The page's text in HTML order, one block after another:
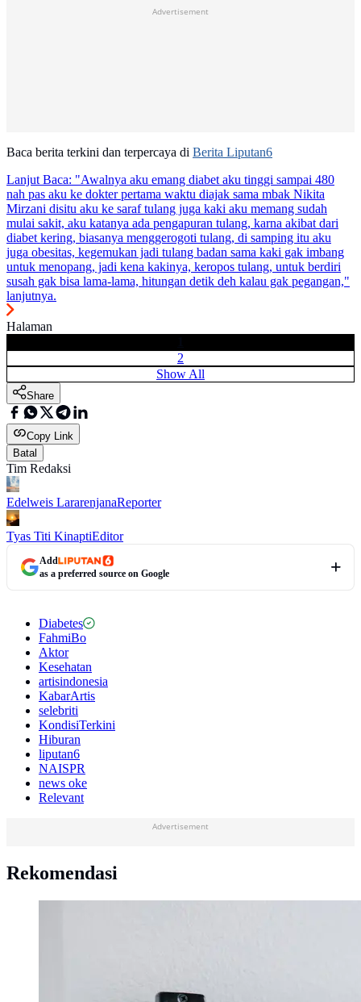
Advertisement
Baca berita terkini dan terpercaya di Berita Liputan6
Lanjut Baca: "Awalnya aku emang diabet aku tinggi sampai 480
nah pas aku ke dokter pertama waktu diajak sama mbak Nikita
Mirzani disitu aku ke saraf tulang juga kaki aku memang sudah
mulai sakit, aku katanya ada pengapuran tulang, karna akibat dari
diabet kering, biasanya menggerogoti tulang, di samping itu aku
juga obesitas, kegemukan jadi tulang badan sama kaki gak imbang
untuk menopang, jadi kena kakinya, keropos tulang, untuk berdiri
susah gak bisa lama-lama, hitungan detik deh kalau gak pegangan,"
lanjutnya.
Halaman
2
Show All
Share
Copy Link
Batal
Tim Redaksi
Edelweis LararenjanaReporter
Tyas Titi KinaptiEditor
Add
as a preferred source on Google
Diabetes
FahmiBo
Aktor
Kesehatan
artisindonesia
KabarArtis
selebriti
KondisiTerkini
Hiburan
liputan6
NAISPR
news oke
Relevant
Advertisement
Rekomendasi